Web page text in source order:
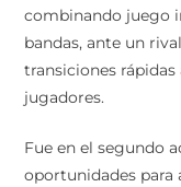
combinando juego
bandas, ante un
transiciones
jugadores.
Fue en el segundo
oportunidades para